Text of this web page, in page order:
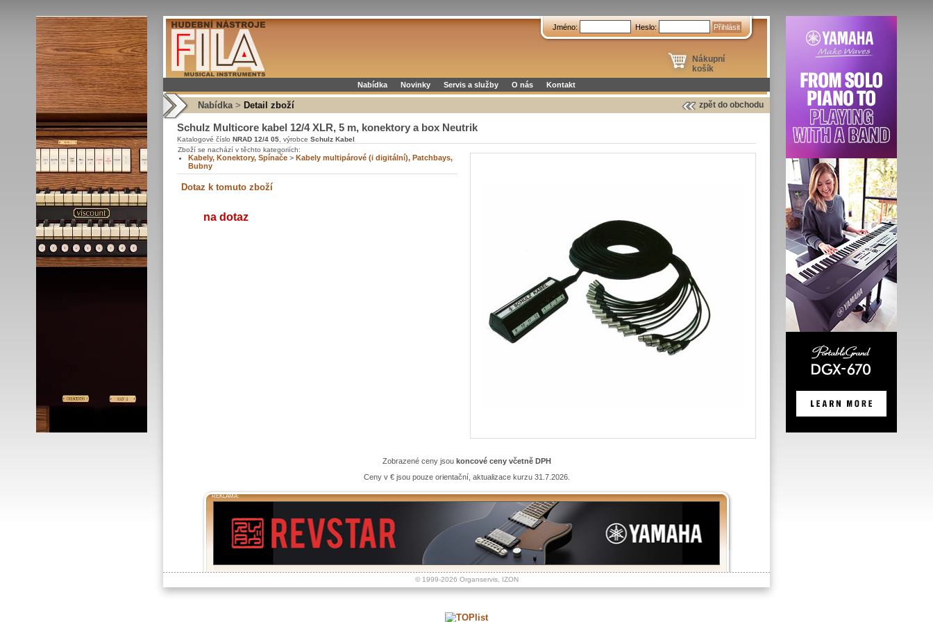
Nákupní
košík
Jméno: Heslo:
Nabídka Novinky Servis a služby O nás Kontakt
Nabídka > Detail zboží zpět do obchodu
Schulz Multicore kabel 12/4 XLR, 5 m, konektory a box Neutrik
Katalogové číslo NRAD 12/4 05 , výrobce Schulz Kabel
Zboží se nachází v těchto kategoriích:
Kabely, Konektory, Spínače > Kabely multipárové (i digitální), Patchbays,
Bubny
na dotaz
Zobrazené ceny jsou koncové ceny včetně DPH
Ceny v € jsou pouze orientační, aktualizace kurzu 31.7.2026.
REKLAMA:
© 1999-2026 Organservis, IZON